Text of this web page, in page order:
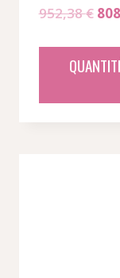
952,38€ Le